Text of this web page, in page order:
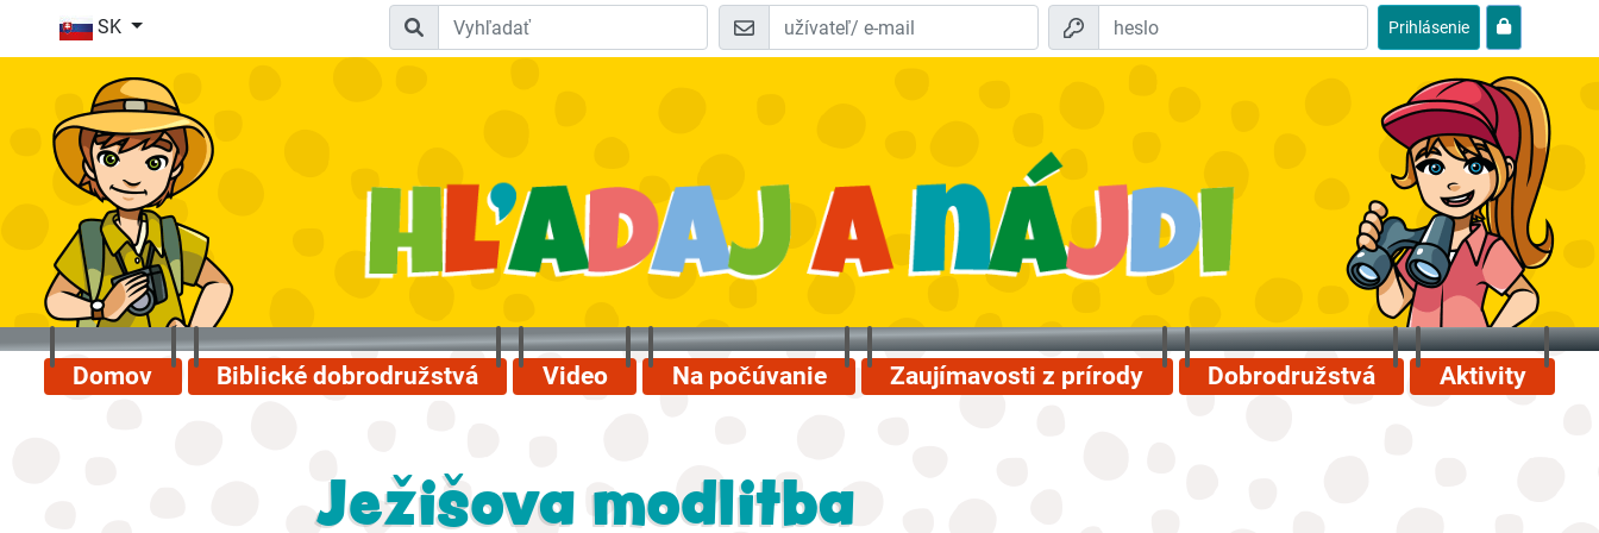
SK Prihlásenie
Domov Biblické dobrodružstvá Video Na počúvanie Zaujímavosti z prírody Dobrodružstvá Aktivity
Ježišova modlitba